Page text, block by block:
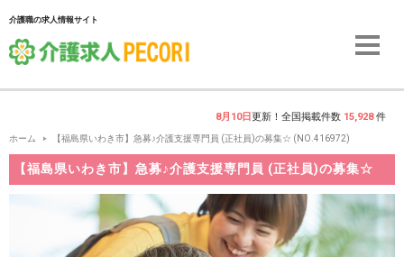
介護職の求人情報サイト
8月10日更新！全国掲載件数 15,928件
ホーム 【福島県いわき市】急募♪介護支援専門員 (正社員)の募集☆ (NO.416972)
【福島県いわき市】急募♪介護支援専門員 (正社員)の募集☆